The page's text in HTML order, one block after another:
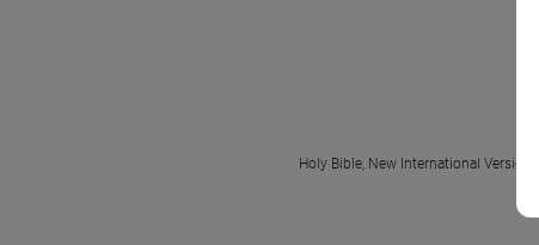
Holy Bible, New International